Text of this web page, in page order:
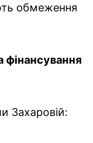
обмеження
фінансування
Захаровій: